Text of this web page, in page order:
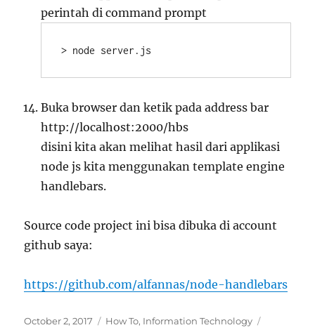
perintah di command prompt
> node server.js
Buka browser dan ketik pada address bar
http://localhost:2000/hbs
disini kita akan melihat hasil dari applikasi
node js kita menggunakan template engine
handlebars.
Source code project ini bisa dibuka di account
github saya:
https://github.com/alfannas/node-handlebars
Posted
October 2, 2017 Categories
How To, Information Technology